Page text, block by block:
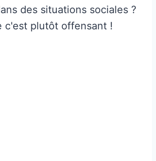
des situations sociales ?
c'est plutôt offensant !